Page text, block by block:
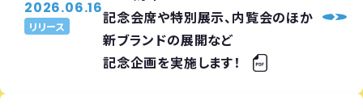
2026.06.16
リリース
記念会席や特別展示、内覧会のほか
新ブランドの展開など
記念企画を実施します！